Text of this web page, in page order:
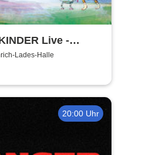
Live -
Tour 2026
Lades-Halle
20:00 Uhr